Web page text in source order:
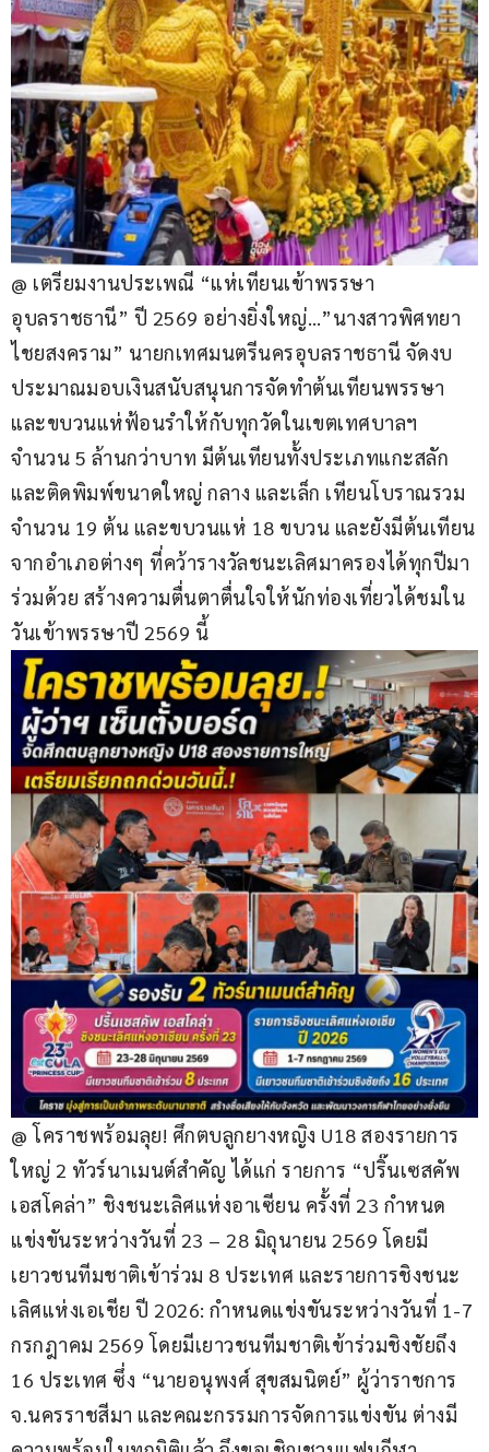
@ เตรียมงานประเพณี “แห่เทียนเข้าพรรษา
อุบลราชธานี” ปี 2569 อย่างยิ่งใหญ่…”นางสาวพิศทยา
ไชยสงคราม” นายกเทศมนตรีนครอุบลราชธานี จัดงบ
ประมาณมอบเงินสนับสนุนการจัดทำต้นเทียนพรรษา
และขบวนแห่ฟ้อนรำให้กับทุกวัดในเขตเทศบาลฯ
จำนวน 5 ล้านกว่าบาท มีต้นเทียนทั้งประเภทแกะสลัก
และติดพิมพ์ขนาดใหญ่ กลาง และเล็ก เทียนโบราณรวม
จำนวน 19 ต้น และขบวนแห่ 18 ขบวน และยังมีต้นเทียน
จากอำเภอต่างๆ ที่คว้ารางวัลชนะเลิศมาครองได้ทุกปีมา
ร่วมด้วย สร้างความตื่นตาตื่นใจให้นักท่องเที่ยวได้ชมใน
วันเข้าพรรษาปี 2569 นี้
@ โคราชพร้อมลุย! ศึกตบลูกยางหญิง U18 สองรายการ
ใหญ่ 2 ทัวร์นาเมนต์สำคัญ ได้แก่ รายการ “ปริ๊นเซสคัพ
เอสโคล่า” ชิงชนะเลิศแห่งอาเซียน ครั้งที่ 23 กำหนด
แข่งขันระหว่างวันที่ 23 – 28 มิถุนายน 2569 โดยมี
เยาวชนทีมชาติเข้าร่วม 8 ประเทศ และรายการชิงชนะ
เลิศแห่งเอเชีย ปี 2026: กำหนดแข่งขันระหว่างวันที่ 1-7
กรกฎาคม 2569 โดยมีเยาวชนทีมชาติเข้าร่วมชิงชัยถึง
16 ประเทศ ซึ่ง “นายอนุพงศ์ สุขสมนิตย์” ผู้ว่าราชการ
จ.นครราชสีมา และคณะกรรมการจัดการแข่งขัน ต่างมี